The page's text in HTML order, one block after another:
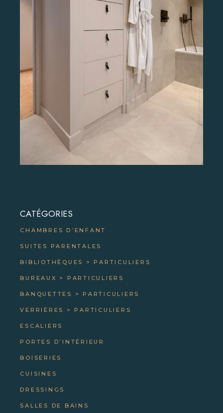
CATÉGORIES
CHAMBRES D’ENFANT
SUITES PARENTALES
BIBLIOTHÈQUES > PARTICULIERS
BUREAUX > PARTICULIERS
BANQUETTES > PARTICULIERS
VERRIÈRES > PARTICULIERS
ESCALIERS
PORTES D’INTÉRIEUR
BOISERIES
CUISINES
DRESSINGS
SALLES DE BAINS